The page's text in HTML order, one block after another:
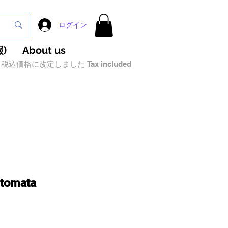
ログイン
) About us
込価格に改定しました Tax included